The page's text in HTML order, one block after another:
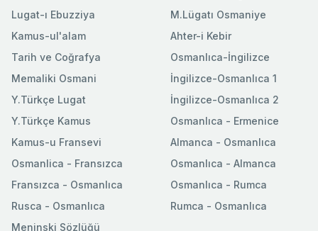
Lugat-ı Ebuzziya
M.Lügatı Osmaniye
Kamus-ul'alam
Tarih ve Coğrafya
Memaliki Osmani
Y.Türkçe Lugat
Y.Türkçe Kamus
Ahter-i Kebir
Osmanlıca-İngilizce
İngilizce-Osmanlıca 1
İngilizce-Osmanlıca 2
Osmanlıca - Ermenice
Kamus-u Fransevi
Osmanlica - Fransızca
Fransızca - Osmanlıca
Rusca - Osmanlıca
Meninski Sözlüğü
Almanca - Osmanlıca
Osmanlıca - Almanca
Osmanlıca - Rumca
Rumca - Osmanlıca